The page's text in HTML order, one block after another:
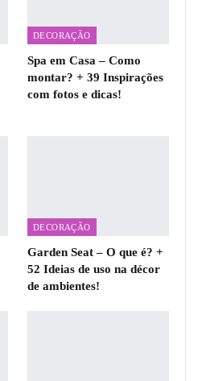
DECORAÇÃO
Spa em Casa – Como
montar? + 39 Inspirações
com fotos e dicas!
DECORAÇÃO
Garden Seat – O que é? +
52 Ideias de uso na décor
de ambientes!